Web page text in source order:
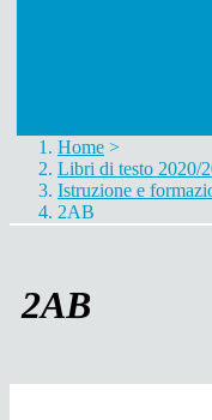
Home >
Libri di testo 2020/
Istruzione e
2AB
2AB